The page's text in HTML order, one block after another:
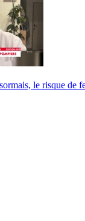
le risque de